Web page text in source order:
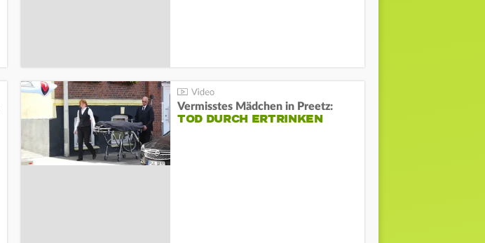
Vermisstes Mädchen in Preetz:
TOD DURCH ERTRINKEN